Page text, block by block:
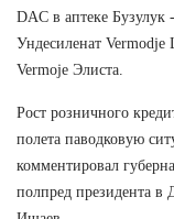
DAC в аптеке Бузулук
Ундесиленат
Vermoje Элиста.
Рост розничного
полета паводковую
комментировал
полпред президента в